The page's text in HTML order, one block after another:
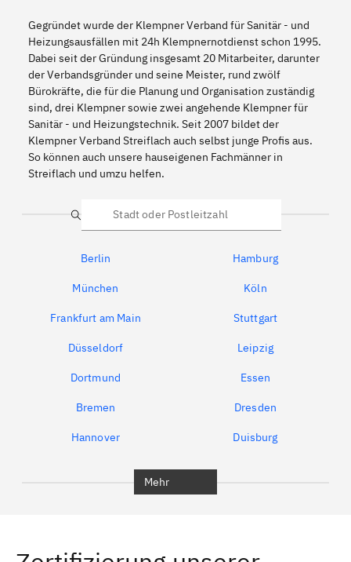
Gegründet wurde der Klempner Verband für Sanitär - und
Heizungsausfällen mit 24h Klempnernotdienst schon 1995.
Dabei seit der Gründung insgesamt 20 Mitarbeiter, darunter
der Verbandsgründer und seine Meister, rund zwölf
Bürokräfte, die für die Planung und Organisation zuständig
sind, drei Klempner sowie zwei angehende Klempner für
Sanitär - und Heizungstechnik. Seit 2007 bildet der
Klempner Verband Streiflach auch selbst junge Profis aus.
So können auch unsere hauseigenen Fachmänner in
Streiflach und umzu helfen.
Suche
Berlin Hamburg
München Köln
Frankfurt am Main Stuttgart
Düsseldorf Leipzig
Dortmund Essen
Bremen Dresden
Hannover Duisburg
Erlangen Bamberg
Mehr